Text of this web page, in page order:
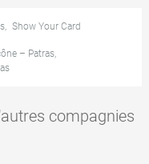
, Show Your Card
– Patras,
compagnies